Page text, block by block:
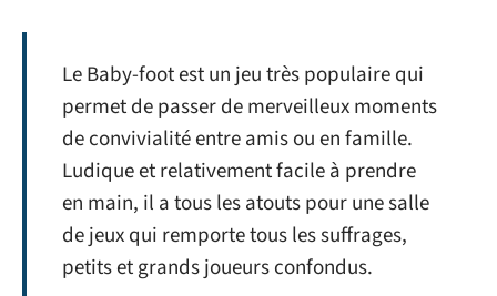
Le Baby-foot est un jeu très populaire qui
permet de passer de merveilleux moments
de convivialité entre amis ou en famille.
Ludique et relativement facile à prendre
en main, il a tous les atouts pour une salle
de jeux qui remporte tous les suffrages,
petits et grands joueurs confondus.